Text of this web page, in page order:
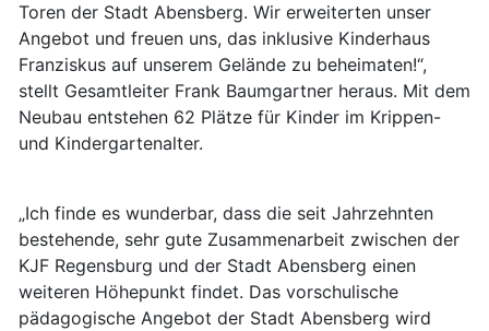
Toren der Stadt Abensberg. Wir erweiterten unser
Angebot und freuen uns, das inklusive Kinderhaus
Franziskus auf unserem Gelände zu beheimaten!“,
stellt Gesamtleiter Frank Baumgartner heraus. Mit dem
Neubau entstehen 62 Plätze für Kinder im Krippen-
und Kindergartenalter.
„Ich finde es wunderbar, dass die seit Jahrzehnten
bestehende, sehr gute Zusammenarbeit zwischen der
KJF Regensburg und der Stadt Abensberg einen
weiteren Höhepunkt findet. Das vorschulische
pädagogische Angebot der Stadt Abensberg wird